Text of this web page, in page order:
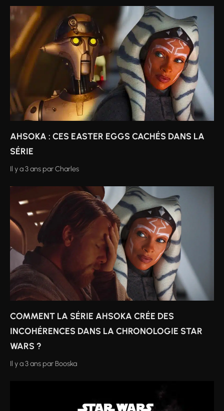
AHSOKA : CES EASTER EGGS CACHÉS DANS LA
SÉRIE
Il y a 3 ans parCharles
COMMENT LA SÉRIE AHSOKA CRÉE DES
INCOHÉRENCES DANS LA CHRONOLOGIE STAR
WARS ?
Il y a 3 ans par Booska